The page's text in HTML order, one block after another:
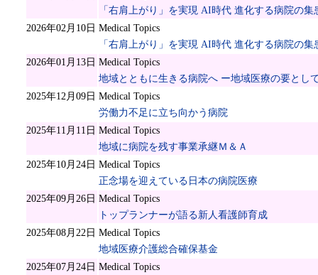
「右肩上がり」を実現 AI時代 進化する病院の集
2026年02月10日 Medical Topics
「右肩上がり」を実現 AI時代 進化する病院の集
2026年01月13日 Medical Topics
地域とともに生きる病院へ ー地域医療の要とし
2025年12月09日 Medical Topics
労働力不足に立ち向かう病院
2025年11月11日 Medical Topics
地域に病院を残す事業承継Ｍ＆Ａ
2025年10月24日 Medical Topics
正念場を迎えている日本の病院医療
2025年09月26日 Medical Topics
トップランナーが語る新人看護師育成
2025年08月22日 Medical Topics
地域医療介護総合確保基金
2025年07月24日 Medical Topics